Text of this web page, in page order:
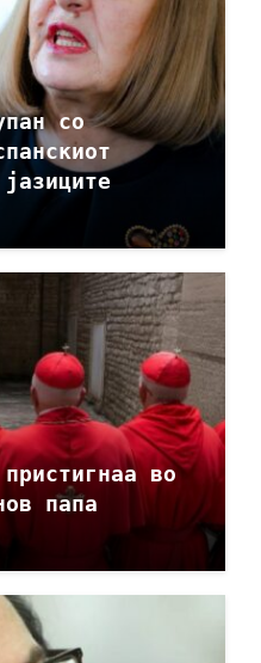
со
во
папа